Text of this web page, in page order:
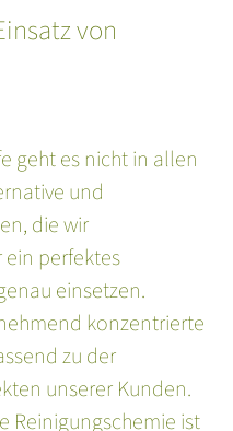
von
geht es nicht in allen
und
die wir
perfektes
einsetzen.
konzentrierte
zu der
unserer Kunden.
Reinigungschemie ist